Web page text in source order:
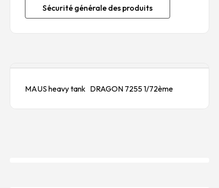
Sécurité générale des produits
MAUS heavy tank DRAGON 7255 1/72ème